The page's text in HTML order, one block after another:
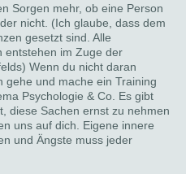
Sorgen mehr, ob eine Person
nicht. (Ich glaube, dass dem
gesetzt sind. Alle
entstehen im Zuge der
Wenn du nicht daran
gehe und mache ein Training
Psychologie & Co. Es gibt
diese Sachen ernst zu nehmen
uns auf dich. Eigene innere
und Ängste muss jeder